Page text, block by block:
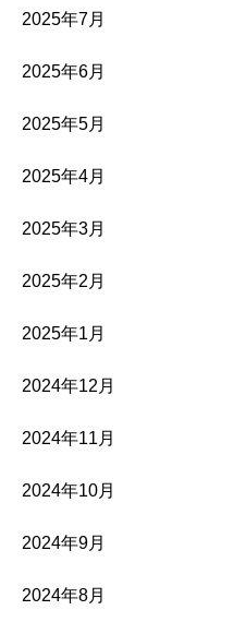
2025年7月
2025年6月
2025年5月
2025年4月
2025年3月
2025年2月
2025年1月
2024年12月
2024年11月
2024年10月
2024年9月
2024年8月